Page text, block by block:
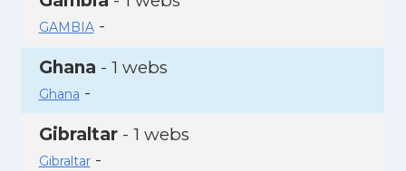
GAMBIA-
Ghana - 1 webs
Ghana -
Gibraltar- 1 webs
Gibraltar-